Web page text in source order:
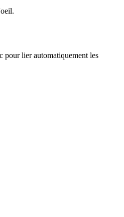
pour lier automatiquement les